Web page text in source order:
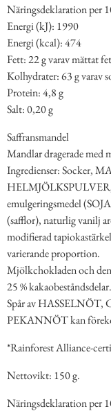
Näringsdeklaration per
Energi (kJ): 1990
Energi (kcal): 474
Fett: 22 g varav mättat
Kolhydrater: 63 g varav
Protein: 4,8 g
Salt: 0,20 g
Saffransmandel
Mandlar dragerade
Ingredienser: Socker,
emulgeringsmedel
(safflor), naturlig vanilj
modifierad
varierande proportion.
Mjölkchokladen och
25 % kakaobeståndsdelar.
Spår av
PEKANNÖT kan
*Rainforest Alliance-
Nettovikt: 150 g.
Näringsdeklaration per